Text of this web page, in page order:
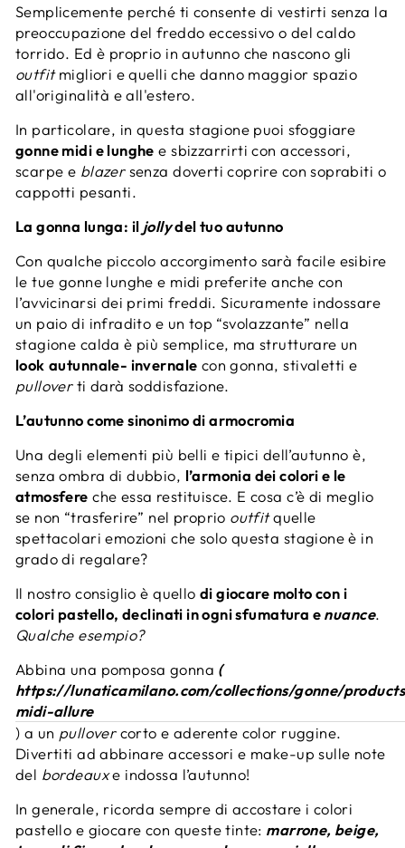
Semplicemente perché ti consente di vestirti senza la
preoccupazione del freddo eccessivo o del caldo
torrido. Ed è proprio in autunno che nascono gli
outfitmigliori e quelli che danno maggior spazio
all'originalità e all'estero.
In particolare, in questa stagione puoi sfoggiare
gonne midi e lunghe e sbizzarrirti con accessori,
scarpe e blazersenza doverti coprire con soprabiti o
cappotti pesanti.
La gonna lunga: il jollydel tuo autunno
Con qualche piccolo accorgimento sarà facile esibire
le tue gonne lunghe e midi preferite anche con
l’avvicinarsi dei primi freddi. Sicuramente indossare
un paio di infradito e un top “svolazzante” nella
stagione calda è più semplice, ma strutturare un
look autunnale- invernale con gonna, stivaletti e
pulloverti darà soddisfazione.
L’autunno come sinonimo di armocromia
Una degli elementi più belli e tipici dell’autunno è,
senza ombra di dubbio, l’armonia dei colori e le
atmosfere che essa restituisce. E cosa c’è di meglio
se non “trasferire” nel proprio outfitquelle
spettacolari emozioni che solo questa stagione è in
grado di regalare?
Il nostro consiglio è quellodi giocare molto con i
colori pastello, declinati in ogni sfumatura enuance.
Qualche esempio?
Abbina una pomposa gonna (
https://lunaticamilano.com/collections/gonne/
midi-allure
) a un pullovercorto e aderente color ruggine.
Divertiti ad abbinare accessori e make-up sulle note
del bordeauxe indossa l’autunno!
In generale, ricorda sempre di accostare i colori
pastello e giocare con queste tinte: marrone, beige,